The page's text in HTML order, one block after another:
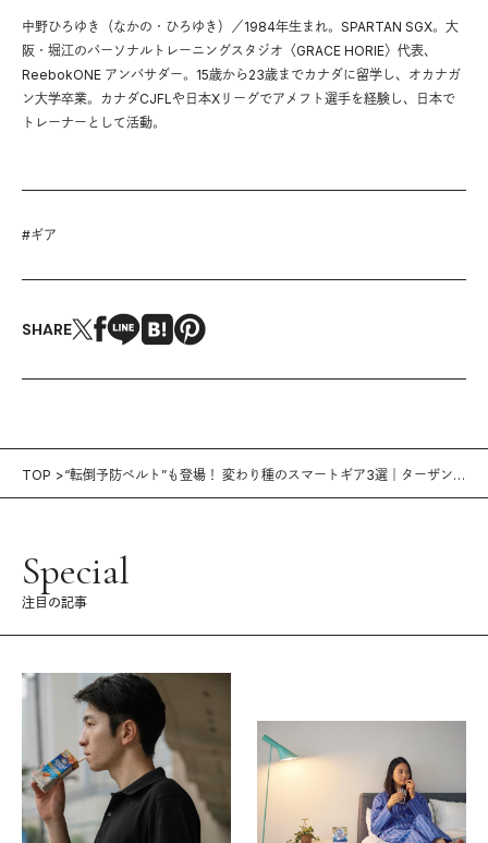
中野ひろゆき（なかの・ひろゆき）／1984年生まれ。SPARTAN SGX。大
阪・堀江のパーソナルトレーニングスタジオ〈GRACE HORIE〉代表、
ReebokONE アンバサダー。15歳から23歳までカナダに留学し、オカナガ
ン大学卒業。カナダCJFLや日本Xリーグでアメフト選手を経験し、日本で
トレーナーとして活動。
#ギア
SHARE
TOP
“転倒予防ベルト”も登場！ 変わり種のスマートギア3選｜ターザン的
Special
注目の記事